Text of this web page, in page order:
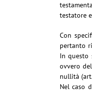
testatore
Con
pertanto
In questo
ovvero
nullità
Nel caso